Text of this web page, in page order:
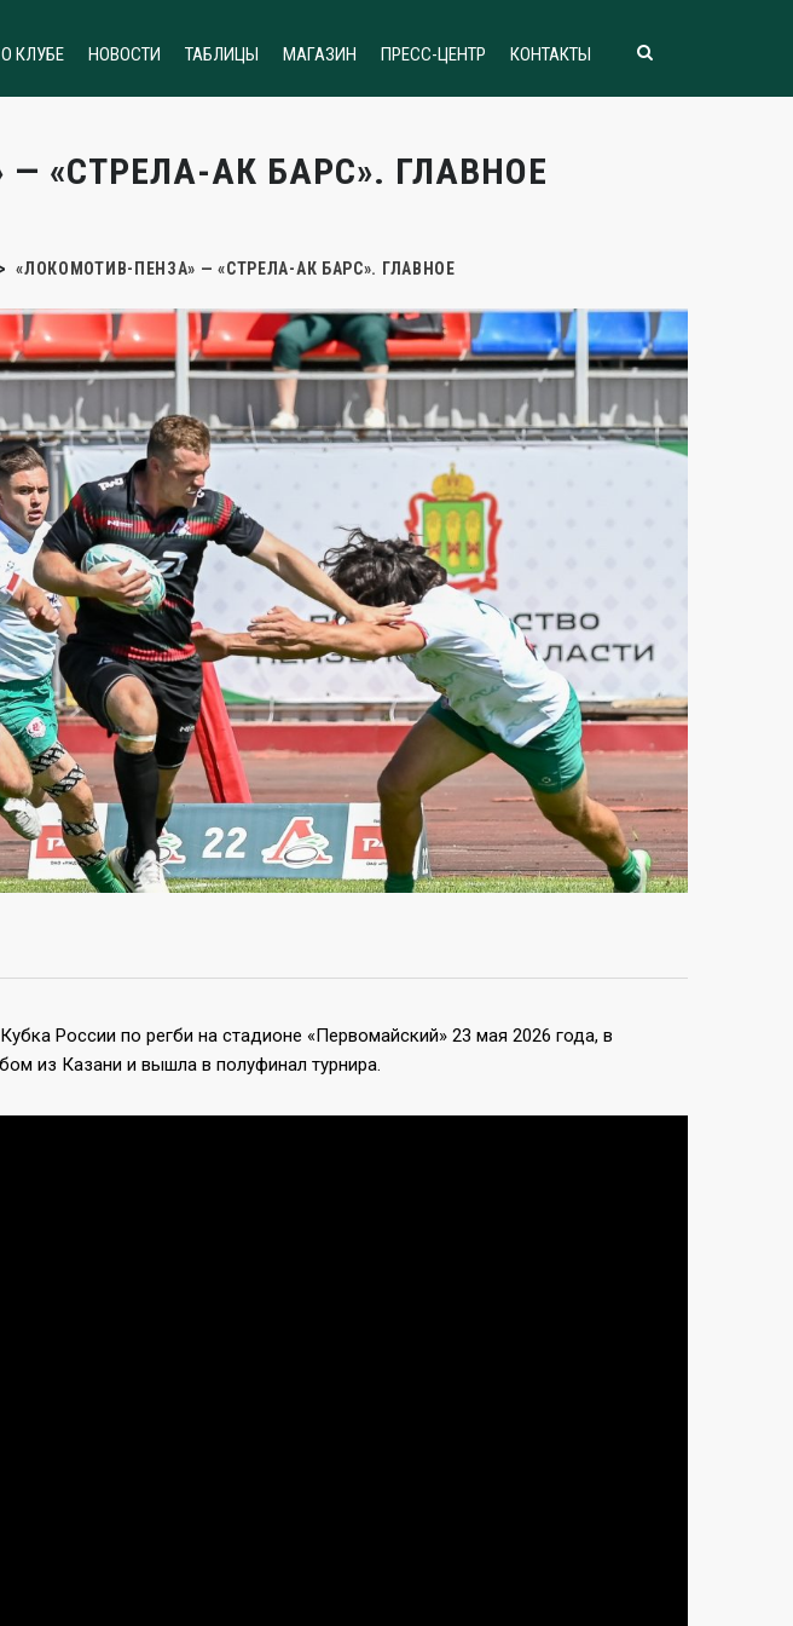
О КЛУБЕ НОВОСТИ ТАБЛИЦЫ МАГАЗИН ПРЕСС-ЦЕНТР КОНТАКТЫ
«СТРЕЛА-АК БАРС». ГЛАВНОЕ
> «ЛОКОМОТИВ-ПЕНЗА» — «СТРЕЛА-АК БАРС». ГЛАВНОЕ
России по регби на стадионе «Первомайский» 23 мая 2026 года, в
из Казани и вышла в полуфинал турнира.